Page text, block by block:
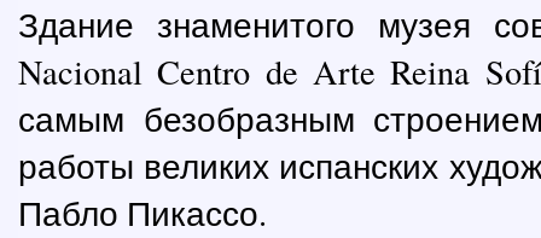
Здание знаменитого музея
Nacional Centro de Arte Reina
самым безобразным
работы великих испанских
Пабло Пикассо.